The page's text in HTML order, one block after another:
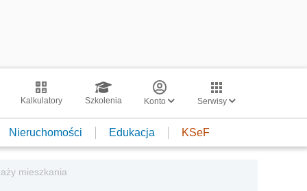
Kalkulatory Szkolenia Konto Serwisy
Nieruchomości Edukacja KSeF
mieszkania